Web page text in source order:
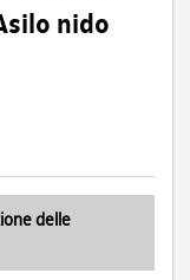
nido
delle